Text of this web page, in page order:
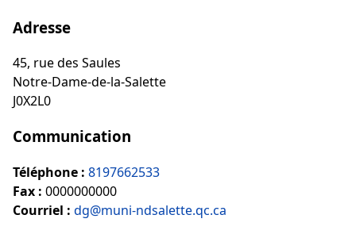
Adresse
45, rue des Saules
Notre-Dame-de-la-Salette
J0X2L0
Communication
Téléphone : 8197662533
Fax : 0000000000
Courriel : dg@muni-ndsalette.qc.ca